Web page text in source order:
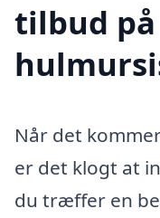
tilbud på
Når det
er det klogt at
du træffer en